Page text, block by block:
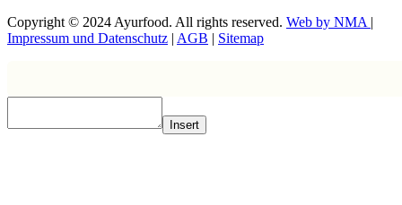
Copyright © 2024 Ayurfood. All rights reserved. Web by NMA |
Impressum und Datenschutz | AGB | Sitemap
Insert